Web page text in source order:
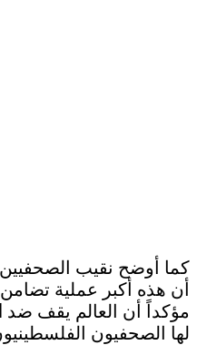
كما أوضح نقيب الصحفيين
أن هذه أكبر عملية
مؤكداً أن العالم يقف ضد
لها الصحفيون